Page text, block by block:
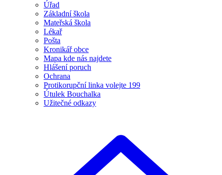
Úřad
Základní škola
Mateřská škola
Lékař
Pošta
Kronikář obce
Mapa kde nás najdete
Hlášení poruch
Ochrana
Protikorupční linka volejte 199
Útulek Bouchalka
Užitečné odkazy